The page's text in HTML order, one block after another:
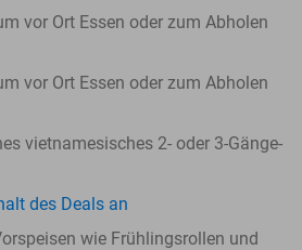
vor Ort Essen oder zum Abholen
vor Ort Essen oder zum Abholen
vietnamesisches 2- oder 3-Gänge-
des Deals an
wie Frühlingsrollen und